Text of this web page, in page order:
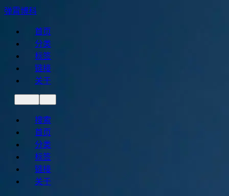
弹霄博科
首页
分类
标签
链接
关于
搜索
首页
分类
标签
链接
关于